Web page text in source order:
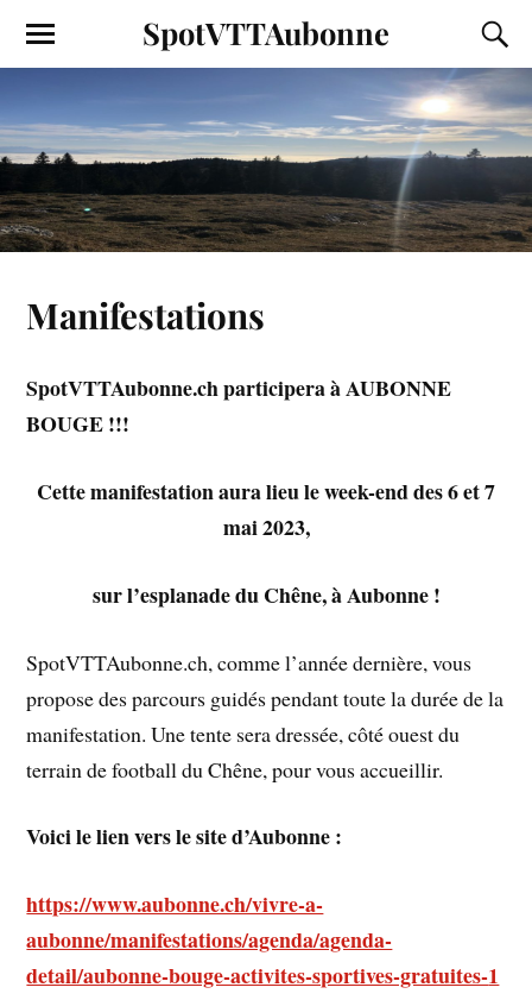
SpotVTTAubonne
Manifestations
SpotVTTAubonne.ch participera à AUBONNE
BOUGE !!!
Cette manifestation aura lieu le week-end des 6 et 7
mai 2023,
sur l’esplanade du Chêne, à Aubonne !
SpotVTTAubonne.ch, comme l’année dernière, vous
propose des parcours guidés pendant toute la durée de la
manifestation. Une tente sera dressée, côté ouest du
terrain de football du Chêne, pour vous accueillir.
Voici le lien vers le site d’Aubonne :
https://www.aubonne.ch/vivre-a-
aubonne/manifestations/agenda/agenda-
detail/aubonne-bouge-activites-sportives-gratuites-1